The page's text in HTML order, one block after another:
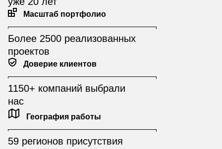
Масштаб портфолио
Более 2500 реализованных
проектов
Доверие клиентов
1150+ компаний выбрали
нас
География работы
59 регионов присутствия